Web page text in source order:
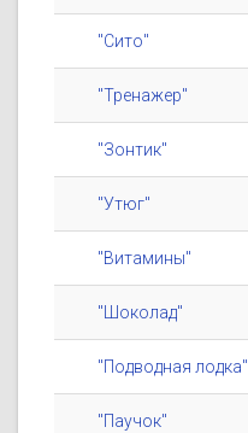
"Сито"
"Тренажер"
"Зонтик"
"Утюг"
"Витамины"
"Шоколад"
"Подводная лодка"
"Паучок"